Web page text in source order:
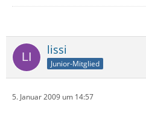
lissi
Junior-Mitglied
5. Januar 2009 um 14:57